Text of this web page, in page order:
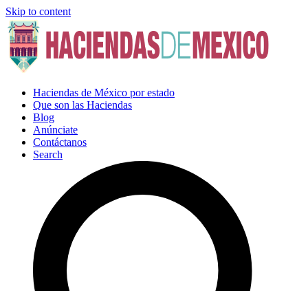
Skip to content
Haciendas de México por estado
Que son las Haciendas
Blog
Anúnciate
Contáctanos
Search